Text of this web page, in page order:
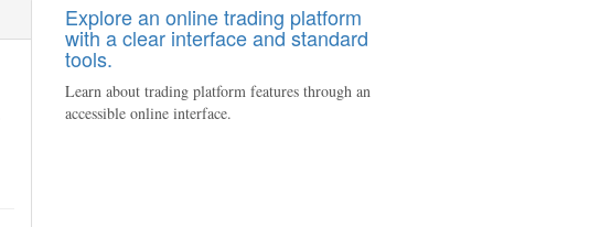
Explore an online trading platform
with a clear interface and standard
tools.
Learn about trading platform features through an
accessible online interface.